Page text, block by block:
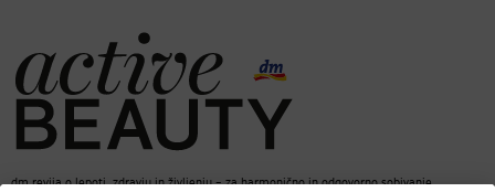
dm revija o lepoti, zdravju in življenju – za harmonično in odgovorno sobivanje.